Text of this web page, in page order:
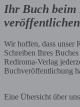
Ihr Buch beim
veröffentlichen
Wir hoffen, dass unser
Schreiben Ihres
Rediroma-Verlag
Buchveröffentlichung
Eine Übersicht über